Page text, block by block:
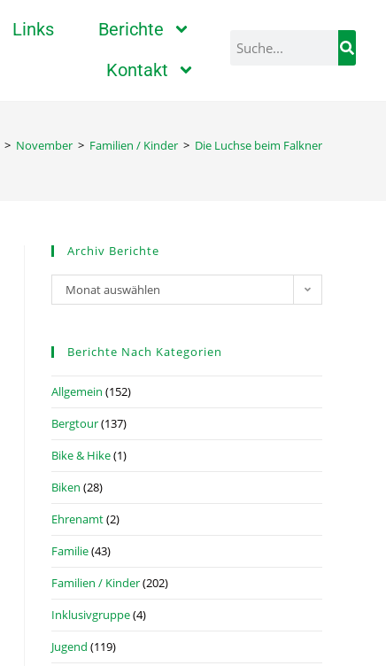
Links
Berichte
Kontakt
> November > Familien / Kinder > Die Luchse beim Falkner
Archiv Berichte
Monat auswählen
Berichte Nach Kategorien
Allgemein (152)
Bergtour(137)
Bike & Hike(1)
Biken (28)
Ehrenamt(2)
Familie(43)
Familien / Kinder(202)
Inklusivgruppe(4)
Jugend (119)